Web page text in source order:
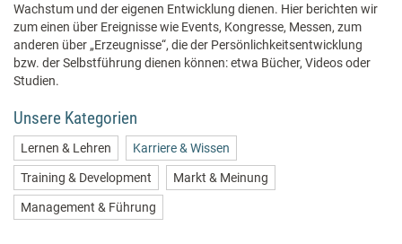
Wachstum und der eigenen Entwicklung dienen. Hier berichten wir
zum einen über Ereignisse wie Events, Kongresse, Messen, zum
anderen über „Erzeugnisse“, die der Persönlichkeitsentwicklung
bzw. der Selbstführung dienen können: etwa Bücher, Videos oder
Studien.
Unsere Kategorien
Lernen & Lehren Karriere & Wissen
Training & Development Markt & Meinung
Management & Führung